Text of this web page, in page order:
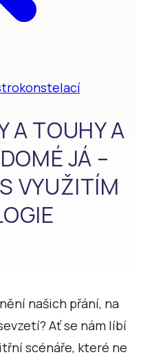
A TOUHY A
JÁ –
VYUŽITÍM
našich přání, na
Ať se nám líbí
scénáře, které ne